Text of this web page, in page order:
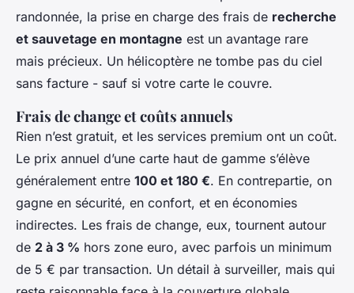
randonnée, la prise en charge des frais de recherche
et sauvetage en montagne est un avantage rare
mais précieux. Un hélicoptère ne tombe pas du ciel
sans facture - sauf si votre carte le couvre.
Frais de change et coûts annuels
Rien n’est gratuit, et les services premium ont un coût.
Le prix annuel d’une carte haut de gamme s’élève
généralement entre 100 et 180 €. En contrepartie, on
gagne en sécurité, en confort, et en économies
indirectes. Les frais de change, eux, tournent autour
de 2 à 3 % hors zone euro, avec parfois un minimum
de 5 € par transaction. Un détail à surveiller, mais qui